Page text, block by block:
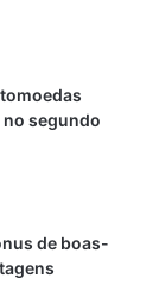
no segundo
de boas-